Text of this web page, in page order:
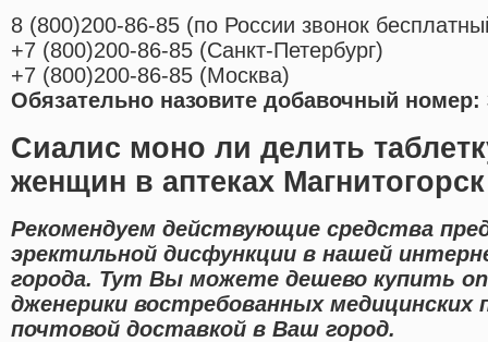
8 (800)200-86-85 (по России звонок
+7 (800)200-86-85 (Санкт-Петербург)
+7 (800)200-86-85 (Москва)
Обязательно назовите добавочный номер:
Сиалис моно ли делить
женщин в аптеках Магнитогорск
Рекомендуем действующие средства
эректильной дисфункции в нашей
города. Тут Вы можете дешево купить
дженерики востребованных медицинских
почтовой доставкой в Ваш город.